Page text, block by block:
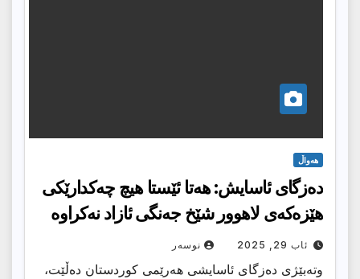
هەواڵ
دەزگای ئاسایش: هەتا ئێستا هیچ چەکدارێکی
هێزەکەی لاهوور شێخ جەنگی ئازاد نەکراوە
ئاب 29, 2025 نوسەر
وتەبێژی دەزگای ئاسایشی هەرێمی کوردستان دەڵێت،